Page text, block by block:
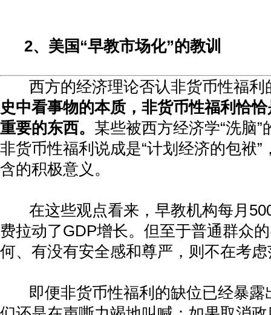
2、美国 “早教市场化”的教训
西方的经济理论否认非货币性福利
史中看事物的本质，非货币性福利恰
重要的东西。 某些被西方经济学“洗脑”
非货币性福利说成是“计划经济的包袱”
含的积极意义。
在这些观点看来，早教机构每月
费拉动了GDP增长。但至于普通群众
何、有没有安全感和尊严，则不在考
即便非货币性福利的缺位已经暴